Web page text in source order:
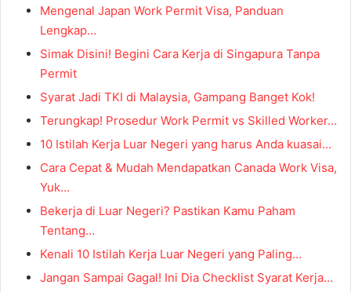
Mengenal Japan Work Permit Visa, Panduan
Lengkap…
Simak Disini! Begini Cara Kerja di Singapura Tanpa
Permit
Syarat Jadi TKI di Malaysia, Gampang Banget Kok!
Terungkap! Prosedur Work Permit vs Skilled Worker…
10 Istilah Kerja Luar Negeri yang harus Anda kuasai…
Cara Cepat & Mudah Mendapatkan Canada Work Visa,
Yuk…
Bekerja di Luar Negeri? Pastikan Kamu Paham
Tentang…
Kenali 10 Istilah Kerja Luar Negeri yang Paling…
Jangan Sampai Gagal! Ini Dia Checklist Syarat Kerja…